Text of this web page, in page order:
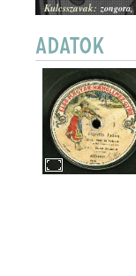
PARÓDIA
Kulcsszavak: zongora